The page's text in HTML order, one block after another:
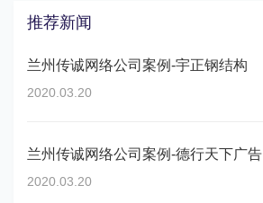
推荐新闻
兰州传诚网络公司案例-宇正钢结构
2020.03.20
兰州传诚网络公司案例-德行天下广告
2020.03.20